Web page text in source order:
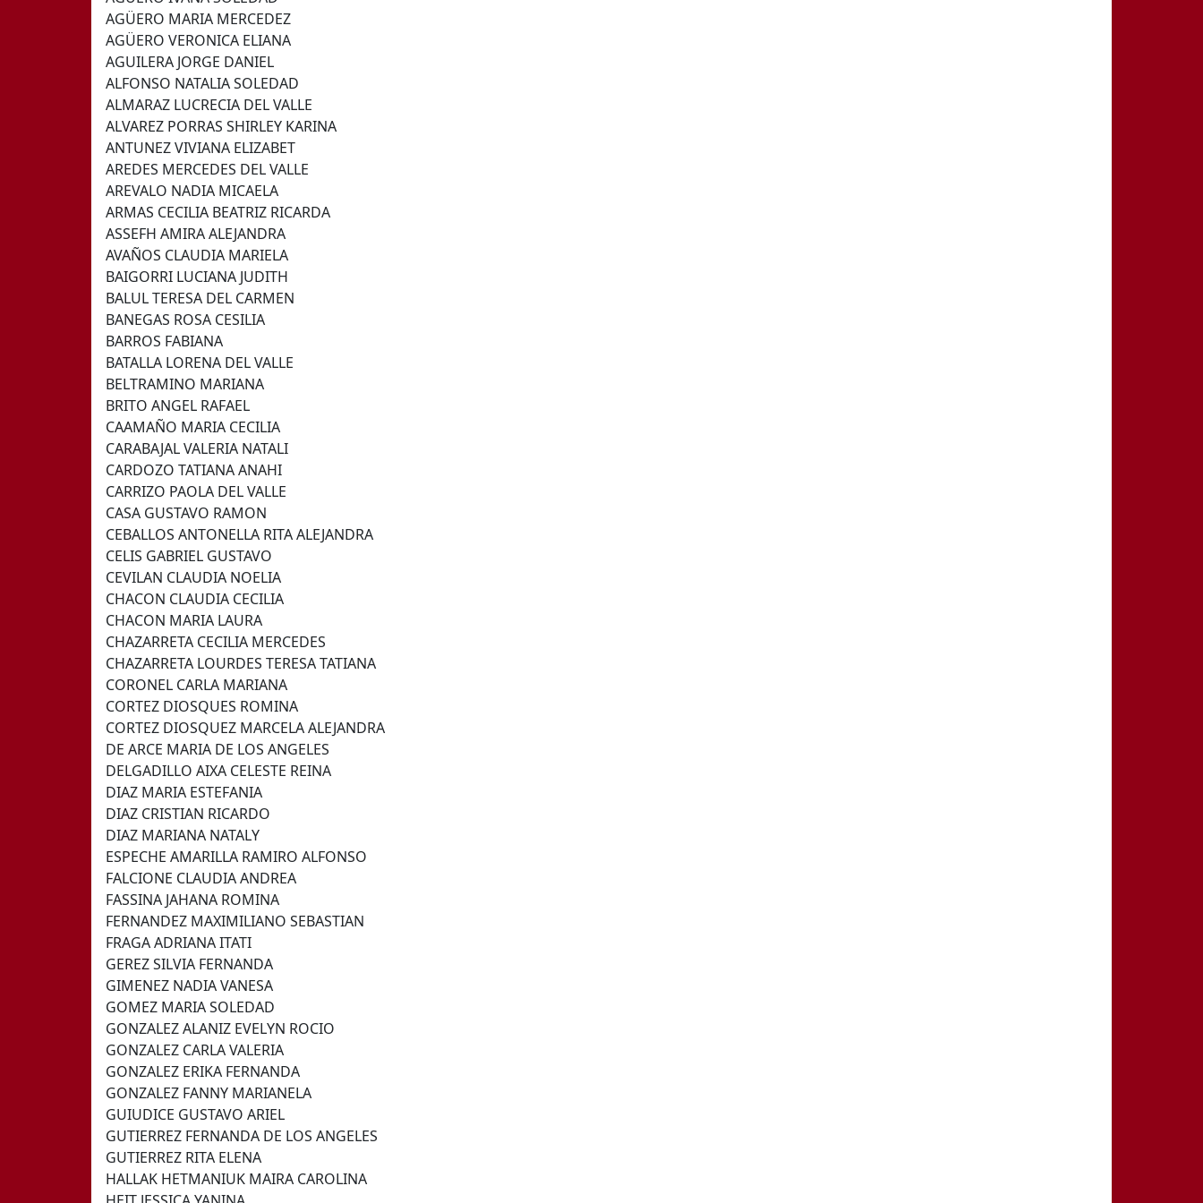
AGÜERO MARIA MERCEDEZ
AGÜERO VERONICA ELIANA
AGUILERA JORGE DANIEL
ALFONSO NATALIA SOLEDAD
ALMARAZ LUCRECIA DEL VALLE
ALVAREZ PORRAS SHIRLEY KARINA
ANTUNEZ VIVIANA ELIZABET
AREDES MERCEDES DEL VALLE
AREVALO NADIA MICAELA
ARMAS CECILIA BEATRIZ RICARDA
ASSEFH AMIRA ALEJANDRA
AVAÑOS CLAUDIA MARIELA
BAIGORRI LUCIANA JUDITH
BALUL TERESA DEL CARMEN
BANEGAS ROSA CESILIA
BARROS FABIANA
BATALLA LORENA DEL VALLE
BELTRAMINO MARIANA
BRITO ANGEL RAFAEL
CAAMAÑO MARIA CECILIA
CARABAJAL VALERIA NATALI
CARDOZO TATIANA ANAHI
CARRIZO PAOLA DEL VALLE
CASA GUSTAVO RAMON
CEBALLOS ANTONELLA RITA ALEJANDRA
CELIS GABRIEL GUSTAVO
CEVILAN CLAUDIA NOELIA
CHACON CLAUDIA CECILIA
CHACON MARIA LAURA
CHAZARRETA CECILIA MERCEDES
CHAZARRETA LOURDES TERESA TATIANA
CORONEL CARLA MARIANA
CORTEZ DIOSQUES ROMINA
CORTEZ DIOSQUEZ MARCELA ALEJANDRA
DE ARCE MARIA DE LOS ANGELES
DELGADILLO AIXA CELESTE REINA
DIAZ MARIA ESTEFANIA
DIAZ CRISTIAN RICARDO
DIAZ MARIANA NATALY
ESPECHE AMARILLA RAMIRO ALFONSO
FALCIONE CLAUDIA ANDREA
FASSINA JAHANA ROMINA
FERNANDEZ MAXIMILIANO SEBASTIAN
FRAGA ADRIANA ITATI
GEREZ SILVIA FERNANDA
GIMENEZ NADIA VANESA
GOMEZ MARIA SOLEDAD
GONZALEZ ALANIZ EVELYN ROCIO
GONZALEZ CARLA VALERIA
GONZALEZ ERIKA FERNANDA
GONZALEZ FANNY MARIANELA
GUIUDICE GUSTAVO ARIEL
GUTIERREZ FERNANDA DE LOS ANGELES
GUTIERREZ RITA ELENA
HALLAK HETMANIUK MAIRA CAROLINA